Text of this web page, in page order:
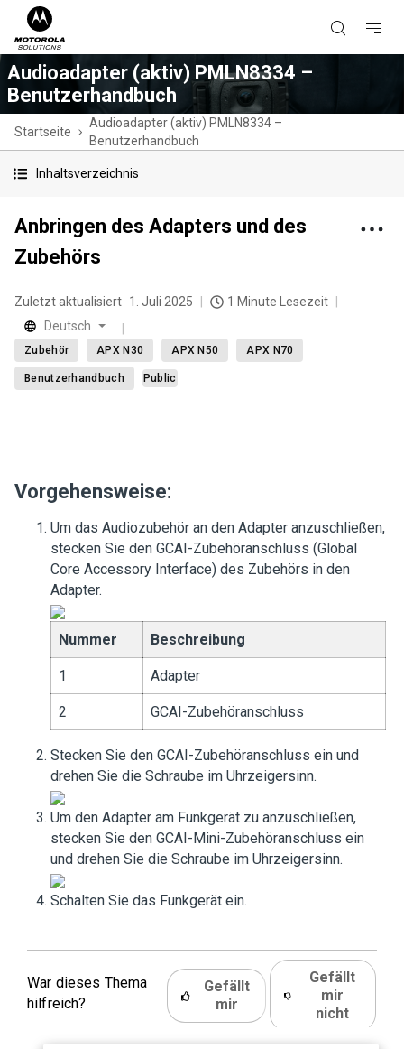
Audioadapter (aktiv) PMLN8334 –
Benutzerhandbuch
Startseite
Audioadapter (aktiv) PMLN8334 –
Benutzerhandbuch
Inhaltsverzeichnis
Anbringen des Adapters und des
Zubehörs
Zuletzt aktualisiert 1. Juli 2025
1 Minute Lesezeit
Deutsch
Zubehör APX N30 APX N50 APX N70
Benutzerhandbuch Public
Vorgehensweise:
Um das Audiozubehör an den Adapter anzuschließen,
stecken Sie den GCAI-Zubehöranschluss (Global
Core Accessory Interface) des Zubehörs in den
Adapter.
Nummer Beschreibung
1 Adapter
2 GCAI-Zubehöranschluss
Stecken Sie den GCAI-Zubehöranschluss ein und
drehen Sie die Schraube im Uhrzeigersinn.
Um den Adapter am Funkgerät zu anzuschließen,
stecken Sie den GCAI-Mini-Zubehöranschluss ein
und drehen Sie die Schraube im Uhrzeigersinn.
Schalten Sie das Funkgerät ein.
War dieses Thema
hilfreich?
Gefällt
mir
Gefällt
mir
nicht